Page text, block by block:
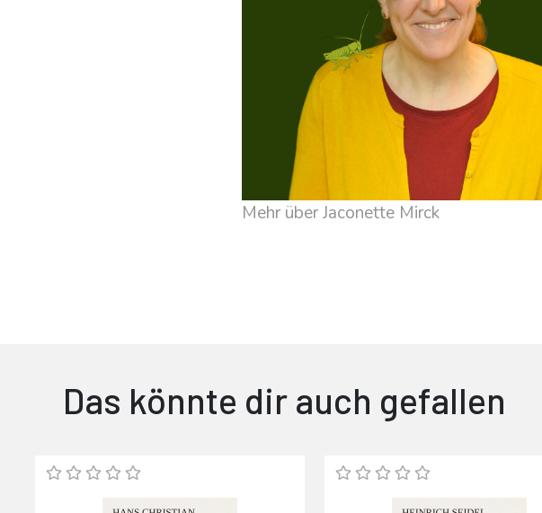
Mehr über Jaconette Mirck
Das könnte dir auch gefallen